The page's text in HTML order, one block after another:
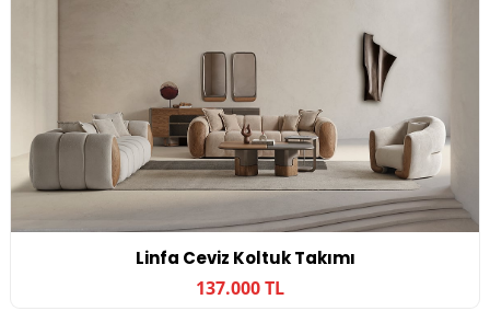
Linfa Ceviz Koltuk Takımı
137.000 TL